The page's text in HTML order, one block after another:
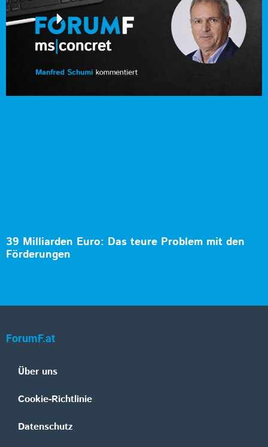
39 Milliarden Euro: Das teure Problem mit den
Förderungen
ForumF.at
Über uns
Cookie-Richtlinie
Datenschutz